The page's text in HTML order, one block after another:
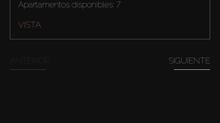
Apartamentos disponibles: 7
VISTA
SIGUIENTE